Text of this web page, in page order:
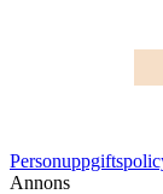
Annons